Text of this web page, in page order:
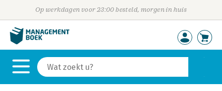
Op werkdagen voor 23:00 besteld, morgen in huis